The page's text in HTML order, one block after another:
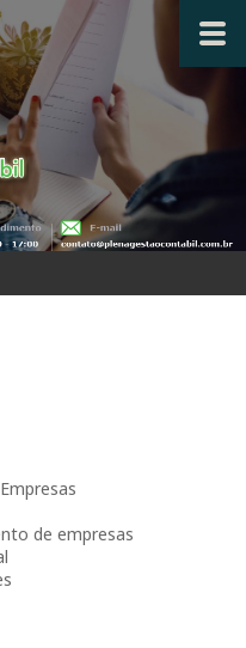
de empresas